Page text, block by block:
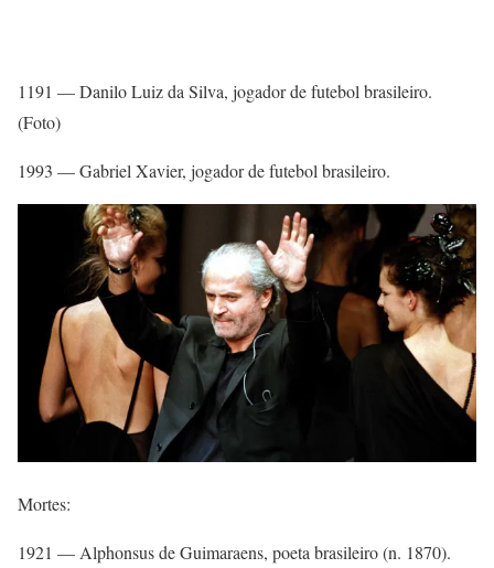
1191 — Danilo Luiz da Silva, jogador de futebol brasileiro.
(Foto)
1993 — Gabriel Xavier, jogador de futebol brasileiro.
Mortes:
1921 — Alphonsus de Guimaraens, poeta brasileiro (n. 1870).